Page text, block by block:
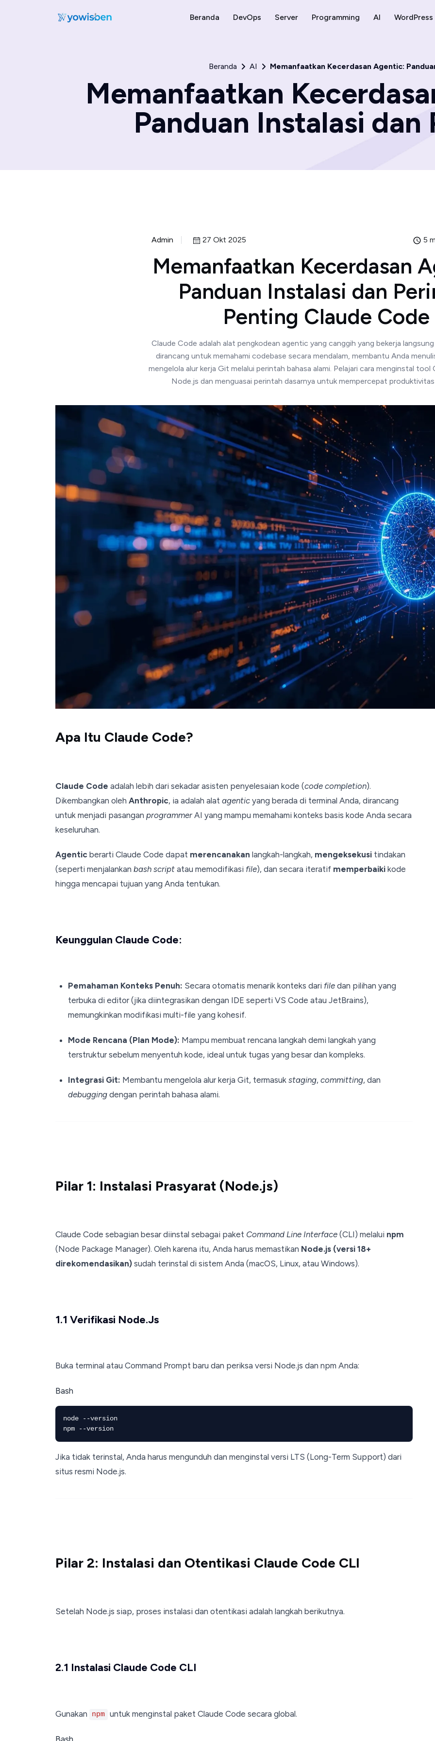
Beranda DevOps Server Programming AI WordPress
Beranda AI Memanfaatkan Kecerdasan Agentic:
Memanfaatkan
Panduan Instalasi dan
Admin 27 Okt 2025 5
Memanfaatkan Kecerdasan
Panduan Instalasi dan
Penting Claude Code
Claude Code adalah alat pengkodean agentic yang canggih yang bekerja
dirancang untuk memahami codebase secara mendalam, membantu Anda
mengelola alur kerja Git melalui perintah bahasa alami. Pelajari cara menginstal tool
Node.js dan menguasai perintah dasarnya untuk mempercepat
Apa Itu Claude Code?
Claude Code adalah lebih dari sekadar asisten penyelesaian kode (code completion).
Dikembangkan oleh Anthropic, ia adalah alat agentic yang berada di terminal Anda, dirancang
untuk menjadi pasangan programmerAI yang mampu memahami konteks basis kode Anda secara
keseluruhan.
Agentic berarti Claude Code dapat merencanakan langkah-langkah, mengeksekusi tindakan
(seperti menjalankan bash script atau memodifikasi file), dan secara iteratif memperbaiki kode
hingga mencapai tujuan yang Anda tentukan.
Keunggulan Claude Code:
Pemahaman Konteks Penuh: Secara otomatis menarik konteks dari filedan pilihan yang
terbuka di editor (jika diintegrasikan dengan IDE seperti VS Code atau JetBrains),
memungkinkan modifikasi multi-file yang kohesif.
Mode Rencana (Plan Mode): Mampu membuat rencana langkah demi langkah yang
terstruktur sebelum menyentuh kode, ideal untuk tugas yang besar dan kompleks.
Integrasi Git: Membantu mengelola alur kerja Git, termasuk staging, committing, dan
debuggingdengan perintah bahasa alami.
Pilar 1: Instalasi Prasyarat (Node.js)
Claude Code sebagian besar diinstal sebagai paket Command Line Interface (CLI) melalui npm
(Node Package Manager). Oleh karena itu, Anda harus memastikan Node.js (versi 18+
direkomendasikan) sudah terinstal di sistem Anda (macOS, Linux, atau Windows).
1.1 Verifikasi Node.js
Buka terminal atau Command Prompt baru dan periksa versi Node.js dan npm Anda:
Bash
node --version
Jika tidak terinstal, Anda harus mengunduh dan menginstal versi LTS (Long-Term Support) dari
situs resmi Node.js.
Pilar 2: Instalasi dan Otentikasi Claude Code CLI
Setelah Node.js siap, proses instalasi dan otentikasi adalah langkah berikutnya.
2.1 Instalasi Claude Code CLI
Gunakan npm untuk menginstal paket Claude Code secara global.